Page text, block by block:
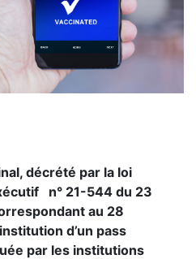
décrété par la loi
n° 21-544 du 23
au 28
d’un pass
par les institutions